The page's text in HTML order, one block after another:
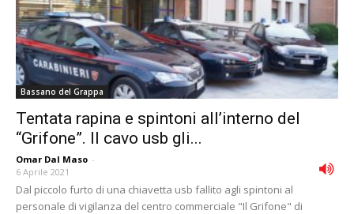
Bassano del Grappa
Tentata rapina e spintoni all’interno del
“Grifone”. Il cavo usb gli...
Omar Dal Maso -
6 Aprile 2021
Dal piccolo furto di una chiavetta usb fallito agli spintoni al
personale di vigilanza del centro commerciale "Il Grifone" di